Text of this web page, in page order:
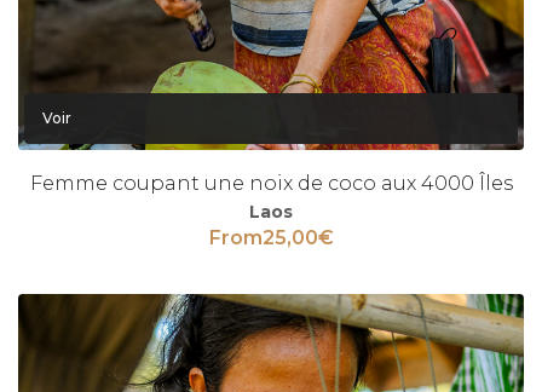
Voir
Femme coupant une noix de coco aux 4000 Îles
Laos
From25,00€